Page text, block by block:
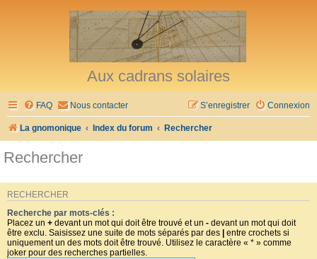
Aux cadrans solaires
FAQ Nous contacter Connexion
S’enregistrer
La gnomonique Index du forum Rechercher
Rechercher
RECHERCHER
Recherche par mots-clés :
Placez un + devant un mot qui doit être trouvé et un - devant un mot qui doit
être exclu. Saisissez une suite de mots séparés par des | entre crochets si
uniquement un des mots doit être trouvé. Utilisez le caractère « * » comme
joker pour des recherches partielles.